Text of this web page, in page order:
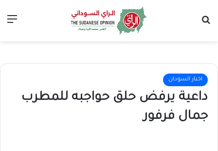
اخبار السودان
داعية يرفض حلق حواجبه للمطرب
جمال فرفور